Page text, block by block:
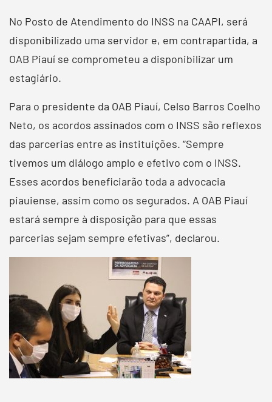
No Posto de Atendimento do INSS na CAAPI, será
disponibilizado uma servidor e, em contrapartida, a
OAB Piauí se comprometeu a disponibilizar um
estagiário.
Para o presidente da OAB Piauí, Celso Barros Coelho
Neto, os acordos assinados com o INSS são reflexos
das parcerias entre as instituições. “Sempre
tivemos um diálogo amplo e efetivo com o INSS.
Esses acordos beneficiarão toda a advocacia
piauiense, assim como os segurados. A OAB Piauí
estará sempre à disposição para que essas
parcerias sejam sempre efetivas”, declarou.